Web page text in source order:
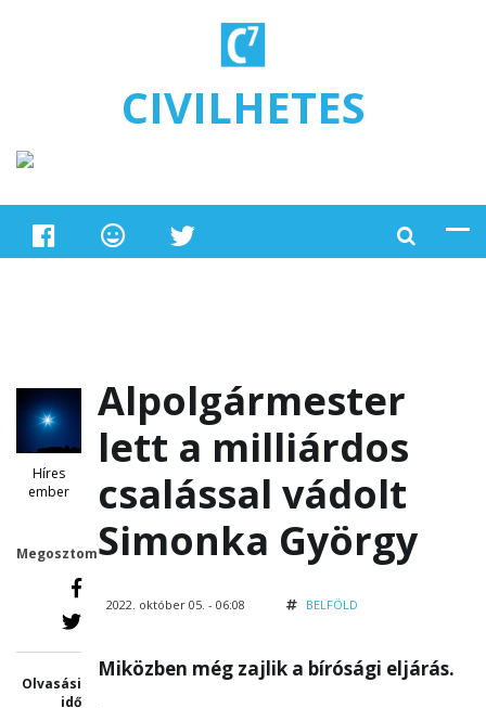
CIVILHETES
Híres
ember
Megosztom
Olvasási
idő
Alpolgármester
lett a milliárdos
csalással vádolt
Simonka György
2022. október 05. - 06:08 BELFÖLD
Miközben még zajlik a bírósági eljárás.